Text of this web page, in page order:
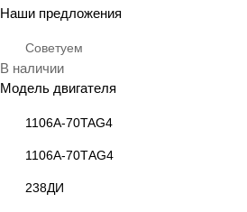
Наши предложения
Советуем
В наличии
Модель двигателя
1106A-70TAG4
1106A-70TАG4
238ДИ